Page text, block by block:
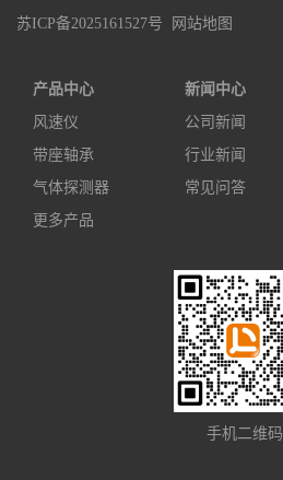
苏ICP备2025161527号
网站地图
产品中心
风速仪
带座轴承
气体探测器
更多产品
新闻中心
公司新闻
行业新闻
常见问答
手机二维码